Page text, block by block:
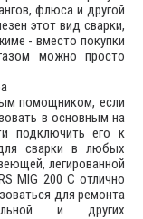
флюса и другой
этот вид сварки,
- вместо покупки
можно просто
помощником, если
в основным на
подключить его к
сварки в любых
легированной
MIG 200 C отлично
для ремонта
и других